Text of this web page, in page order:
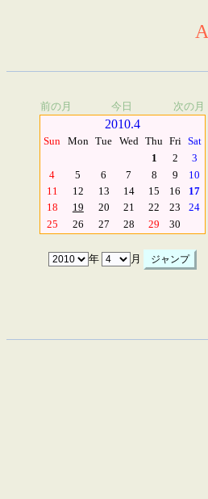
前の月 今日 次の月
2010.4
Sun Mon Tue Wed Thu Fri Sat
1
2
3
4
5 6 7 8 9
10
11
12 13 14 15 16
17
18
19 20 21 22 23
24
25
26 27 28 29 30
年 月